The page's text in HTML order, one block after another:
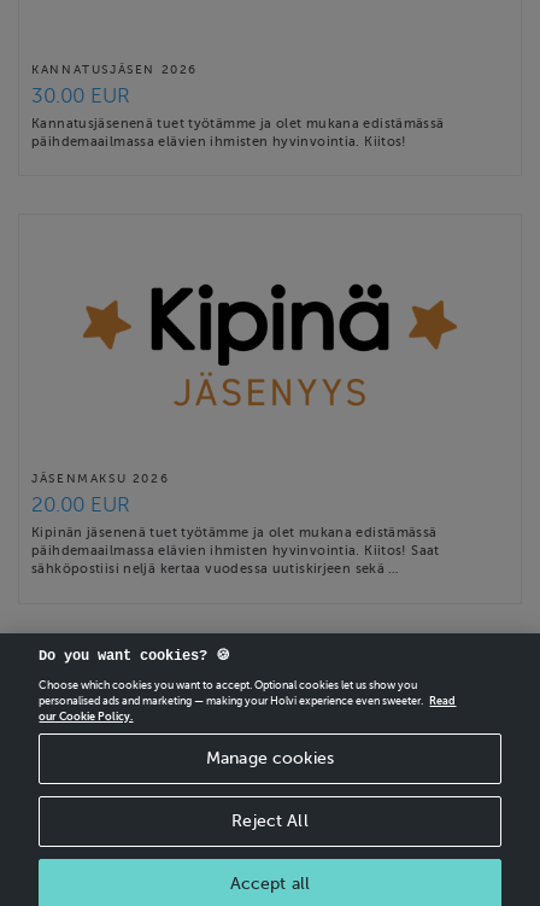
KANNATUSJÄSEN 2026
30.00 EUR
Kannatusjäsenenä tuet työtämme ja olet mukana edistämässä
päihdemaailmassa elävien ihmisten hyvinvointia. Kiitos!
JÄSENMAKSU 2026
20.00 EUR
Kipinän jäsenenä tuet työtämme ja olet mukana edistämässä
päihdemaailmassa elävien ihmisten hyvinvointia. Kiitos! Saat
sähköpostiisi neljä kertaa vuodessa uutiskirjeen sekä …
CREATEYOUR OWN HOLVI ONLINE STORE IN MINUTES.
Do you want cookies? 🍪
Choose which cookies you want to accept. Optional cookies let us show you
personalised ads and marketing — making your Holvi experience even sweeter.
Read
our Cookie Policy.
Manage cookies
Reject All
Accept all